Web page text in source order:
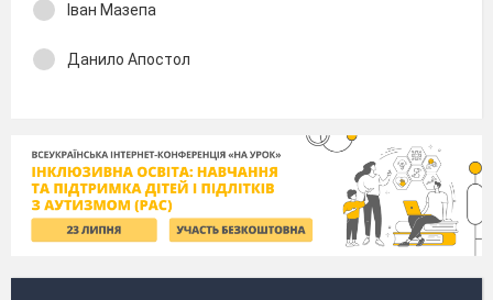
Іван Мазепа
Данило Апостол